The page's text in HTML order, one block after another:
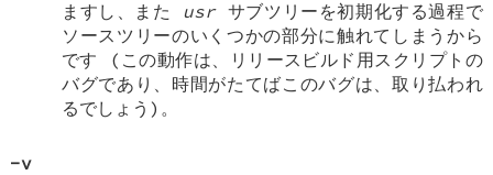
ますし、また usrサブツリーを初期化する過程で
ソースツリーのいくつかの部分に触れてしまうから
です (この動作は、リリースビルド用スクリプトの
バグであり、時間がたてばこのバグは、取り払われ
るでしょう)。
-v